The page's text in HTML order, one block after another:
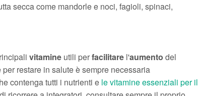
secca come mandorle e noci, fagioli, spinaci,
vitamineutili perfacilitarel'aumento del
restare in salute è sempre necessaria
contenga tutti i nutrienti e le vitamine essenziali per il